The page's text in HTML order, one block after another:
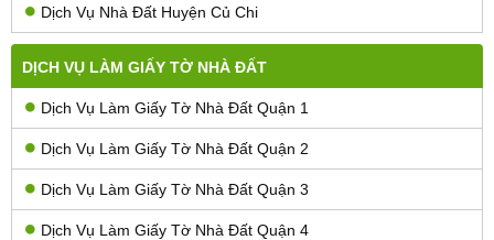
Dịch Vụ Nhà Đất Huyện Củ Chi
DỊCH VỤ LÀM GIẤY TỜ NHÀ ĐẤT
Dịch Vụ Làm Giấy Tờ Nhà Đất Quận 1
Dịch Vụ Làm Giấy Tờ Nhà Đất Quận 2
Dịch Vụ Làm Giấy Tờ Nhà Đất Quận 3
Dịch Vụ Làm Giấy Tờ Nhà Đất Quận 4